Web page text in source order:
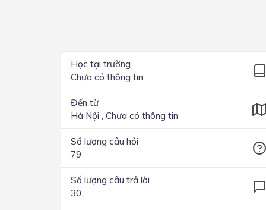
Lớp 2
Học tại trường
Chưa có thông tin
Đến từ
Hà Nội , Chưa có thông tin
Số lượng câu hỏi
79
Số lượng câu trả lời
30